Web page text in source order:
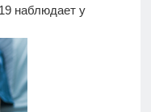
наблюдает у